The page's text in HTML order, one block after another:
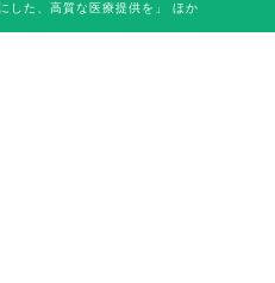
した、高質な医療提供を」 ほか